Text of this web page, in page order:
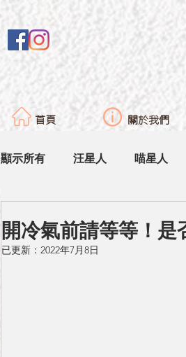
首頁 關於我們
顯示所有 汪星人 喵星人
開冷氣前請等等！是
已更新： 2022年7月8日